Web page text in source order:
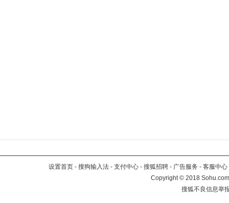
设置首页 - 搜狗输入法 - 支付中心 - 搜狐招聘 - 广告服务 - 客服中心
Copyright©2018
搜狐不良信息举